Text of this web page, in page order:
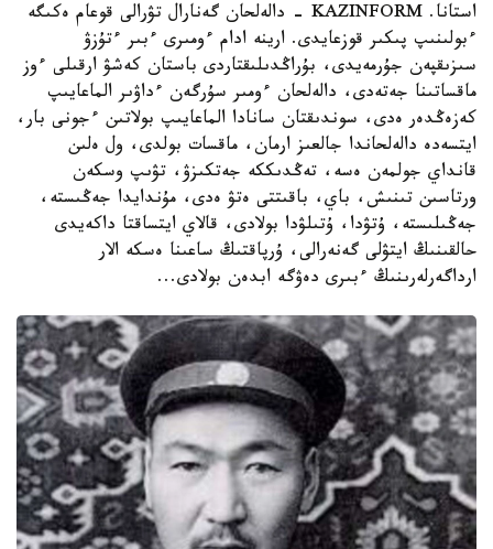
استانا. KAZINFORM - دالەلحان گەنارال تۋرالى قوعام ەكىگە
ءبولىنىپ پىكىر قوزعايدى. ارينە ادام ءومىرى ءبىر ءتۇزۋ
سىزىقپەن جۇرمەيدى، بۇراڭدىلىقتاردى باستان كەشۋ ارقىلى ءوز
ماقساتىنا جەتەدى، دالەلحان ءومىر سۇرگەن ءداۋىر الماعايىپ
كەزەڭدەر ەدى، سوندىقتان سانادا الماعايىپ بولاتىن ءجونى بار،
ايتسەدە دالەلحاندا جالعىز ارمان، ماقسات بولدى، ول ەلىن
قانداي جولمەن ەسە، تەڭدىككە جەتكىزۋ، تۋىپ وسكەن
ورتاسىن تىنىش، باي، باقىتتى ەتۋ ەدى، مۇندايدا جەڭىستە،
جەڭىلىستە، ۇتۋدا، ۇتىلۋدا بولادى، قالاي ايتساقتا داكەيدى
حالقىنىڭ ايتۋلى گەنەرالى، ۇرپاقتىڭ ساعىنا ەسكە الار
ارداگەرلەرىنىڭ ءبىرى دەۋگە ابدەن بولادى...